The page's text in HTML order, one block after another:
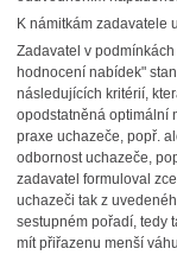
K námitkám zadavatele
Zadavatel v
hodnocení nabídek"
následujících kritérií,
opodstatněná optimální
praxe uchazeče, popř.
odbornost uchazeče,
zadavatel formuloval
uchazeči tak z
sestupném pořadí, tedy
mít přiřazenu menší